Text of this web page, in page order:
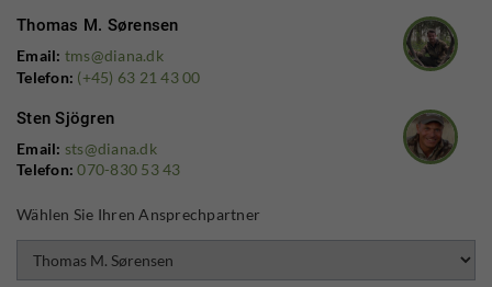
Thomas M. Sørensen
Email: tms@diana.dk
Telefon: (+45) 63 21 43 00
Sten Sjögren
Email: sts@diana.dk
Telefon: 070-830 53 43
Wählen Sie Ihren Ansprechpartner